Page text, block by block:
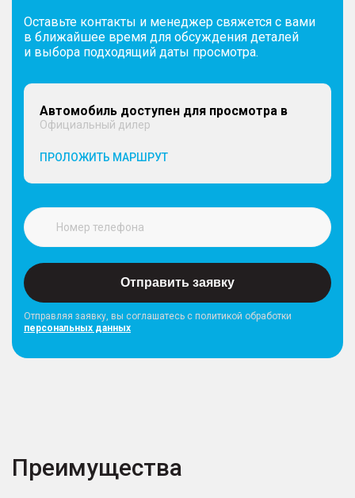
Оставьте контакты и менеджер свяжется с вами
в ближайшее время для обсуждения деталей
и выбора подходящий даты просмотра.
Автомобиль доступен для просмотра в
Официальный дилер
ПРОЛОЖИТЬ МАРШРУТ
Отправить заявку
Отправляя заявку, вы соглашатесь с политикой обработки
персональных данных
Преимущества